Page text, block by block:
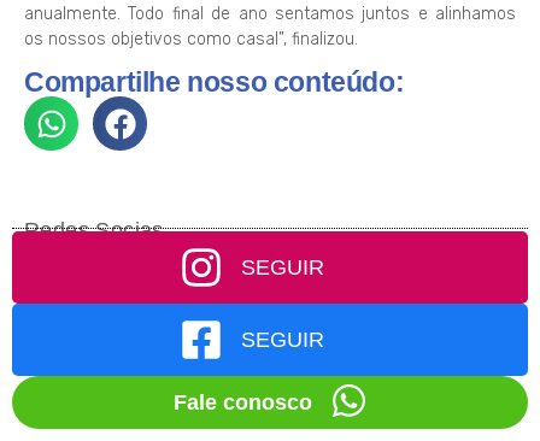
anualmente. Todo final de ano sentamos juntos e alinhamos
os nossos objetivos como casal”, finalizou.
Compartilhe nosso conteúdo:
Redes Socias
SEGUIR
SEGUIR
Fale conosco